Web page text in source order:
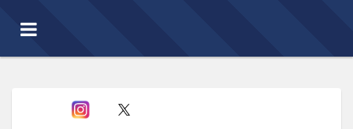
Toggle
navigation